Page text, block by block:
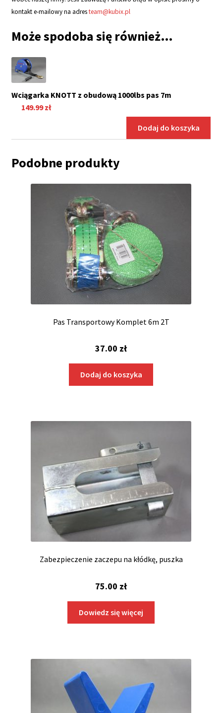
kontakt e-mailowy na adresteam@kubix.pl
Może spodoba się również…
Wciągarka KNOTT z obudową 1000lbs pas 7m
149.99zł
Dodaj do koszyka
Podobne produkty
Pas Transportowy Komplet 6m 2T
37.00 zł
Dodaj do koszyka
Zabezpieczenie zaczepu na kłódkę, puszka
75.00 zł
Dowiedz się więcej